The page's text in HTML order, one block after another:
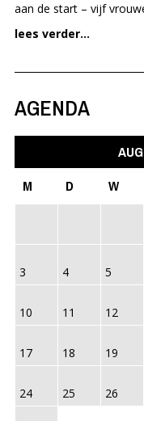
aan de start – vijf
lees verder...
AGENDA
M
D W
3 4 5
10 11 12
17 18 19
24 25 26